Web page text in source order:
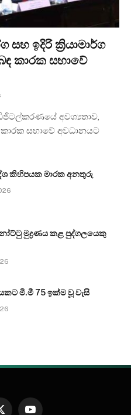
ඉදිරි ක්‍රියාමාර්ග
කාරක සභාවේ
අවශ්‍යතාව,
සභාවේ අවධානයට
කිහිපයක මාරක අනතුරු
මුද්‍රණය කළ පුද්ගලයෙකු
මි.මී 75 ඉක්ම වූ වැසි